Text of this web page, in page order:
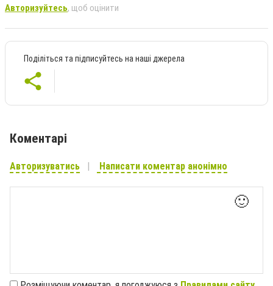
Авторизуйтесь, щоб оцінити
Поділіться та підписуйтесь на наші джерела
Коментарі
Авторизуватись Написати коментар анонімно
🙂